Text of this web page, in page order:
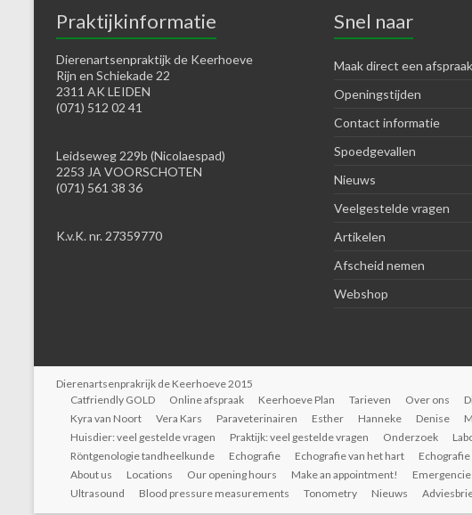
Praktijkinformatie
Dierenartsenpraktijk de Keerhoeve
Rijn en Schiekade 22
2311 AK LEIDEN
(071) 512 02 41
Leidseweg 229b (Nicolaespad)
2253 JA VOORSCHOTEN
(071) 561 38 36
K.v.K. nr. 27359770
Snel naar
Maak direct een afspraak
Openingstijden
Contact informatie
Spoedgevallen
Nieuws
Veelgestelde vragen
Artikelen
Afscheid nemen
Webshop
Dierenartsenprakrijk de Keerhoeve 2015
Catfriendly GOLD
Online afspraak Keerhoeve Plan Tarieven Over ons
Kyra van Noort
Vera Kars Paraveterinairen Esther Hanneke Denise
Huisdier: veel gestelde vragen
Praktijk: veel gestelde vragen Onderzoek
Röntgenologie tandheelkunde
Echografie Echografie van het hart Echografie
About us
Locations Our opening hours Make an appointment!
Ultrasound
Blood pressure measurements Tonometry Nieuws